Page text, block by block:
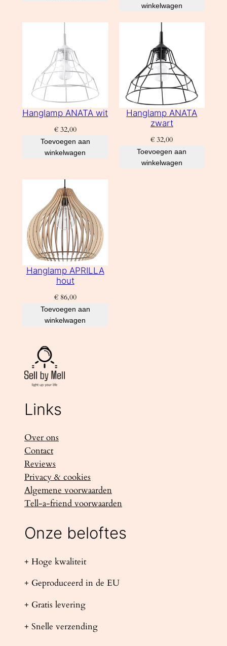
winkelwagen
Hanglamp ANATA wit
€32,00
Toevoegen aan
winkelwagen
Hanglamp ANATA
zwart
€ 32,00
Toevoegen aan
winkelwagen
Hanglamp APRILLA
hout
€86,00
Toevoegen aan
winkelwagen
Links
Over ons
Contact
Reviews
Privacy & cookies
Algemene voorwaarden
Tell-a-friend voorwaarden
Onze beloftes
+ Hoge kwaliteit
+ Geproduceerd in de EU
+ Gratis levering
+ Snelle verzending